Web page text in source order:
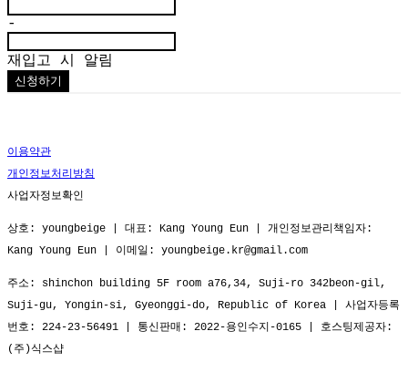
-
재입고 시 알림
신청하기
이용약관
개인정보처리방침
사업자정보확인
상호: youngbeige | 대표: Kang Young Eun | 개인정보관리책임자:
Kang Young Eun | 이메일: youngbeige.kr@gmail.com
주소: shinchon building 5F room a76,34, Suji-ro 342beon-gil,
Suji-gu, Yongin-si, Gyeonggi-do, Republic of Korea | 사업자등록
번호: 224-23-56491 | 통신판매: 2022-용인수지-0165 | 호스팅제공자:
(주)식스샵